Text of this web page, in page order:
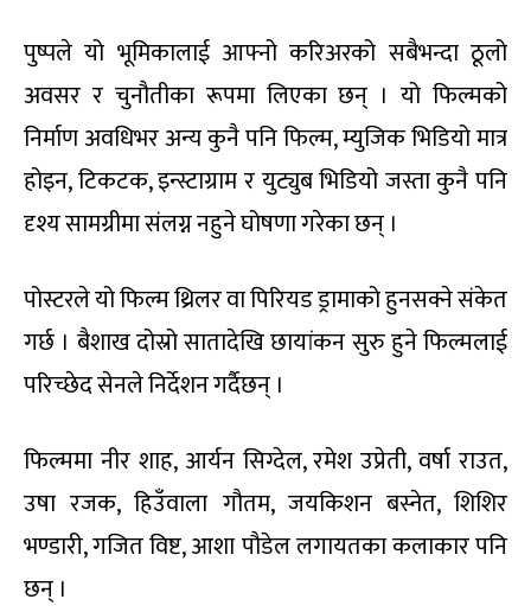
पुष्पले यो भूमिकालाई आफ्नो करिअरको सबैभन्दा ठूलो
अवसर र चुनौतीका रूपमा लिएका छन् । यो फिल्मको
निर्माण अवधिभर अन्य कुनै पनि फिल्म, म्युजिक भिडियो मात्र
होइन, टिकटक, इन्स्टाग्राम र युट्युब भिडियो जस्ता कुनै पनि
दृश्य सामग्रीमा संलग्न नहुने घोषणा गरेका छन् ।
पोस्टरले यो फिल्म थ्रिलर वा पिरियड ड्रामाको हुनसक्ने संकेत
गर्छ । बैशाख दोस्रो सातादेखि छायांकन सुरु हुने फिल्मलाई
परिच्छेद सेनले निर्देशन गर्दैछन् ।
फिल्ममा नीर शाह, आर्यन सिग्देल, रमेश उप्रेती, वर्षा राउत,
उषा रजक, हिउँवाला गौतम, जयकिशन बस्नेत, शिशिर
भण्डारी, गजित विष्ट, आशा पौडेल लगायतका कलाकार पनि
छन् ।